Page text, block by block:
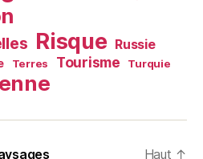
Risque Russie
Terres Tourisme Turquie
Haut ↑